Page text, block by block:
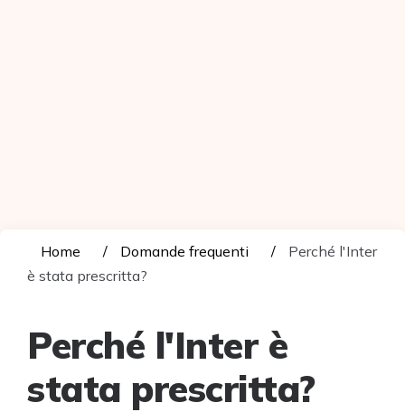
Home Domande frequenti
Perché l'Inter
è stata prescritta?
Perché l'Inter è
stata prescritta?